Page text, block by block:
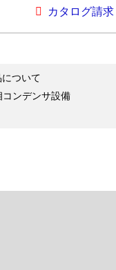
カタログ請求
ついて
コンデンサ設備